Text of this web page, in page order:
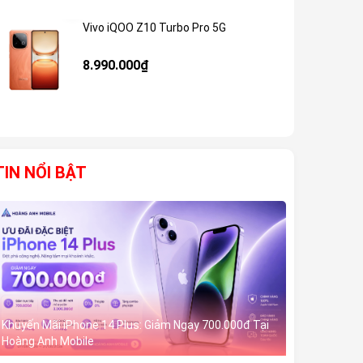
Vivo iQOO Z10 Turbo Pro 5G
8.990.000₫
NỔI BẬT
Khuyến Mãi iPhone 14 Plus: Giảm Ngay 700.000đ Tại
Hoàng Anh Mobile